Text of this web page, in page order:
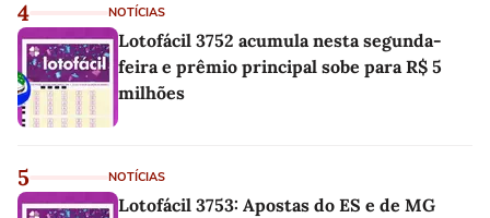
4 NOTÍCIAS
Lotofácil 3752 acumula nesta segunda-
feira e prêmio principal sobe para R$ 5
milhões
5 NOTÍCIAS
Lotofácil 3753: Apostas do ES e de MG